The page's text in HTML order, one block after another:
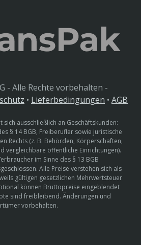
- Alle Rechte vorbehalten -
• Lieferbedingungen • AGB
sich ausschließlich an Geschäftskunden:
§ 14 BGB, Freiberufler sowie juristische
Rechts (z. B. Behörden, Körperschaften,
vergleichbare öffentliche Einrichtungen).
im Sinne des § 13 BGB
Alle Preise verstehen sich als
gültigen gesetzlichen Mehrwertsteuer
können Bruttopreise eingeblendet
sind freibleibend. Änderungen und
vorbehalten.